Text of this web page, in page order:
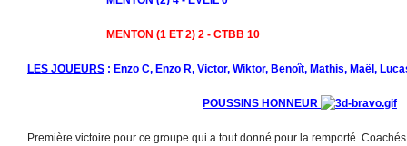
MENTON (1 ET 2) 2 - CTBB 10
LES JOUEURS : Enzo C, Enzo R, Victor, Wiktor, Benoît, Mathis, Maël,
POUSSINS HONNEUR
Première victoire pour ce groupe qui a tout donné pour la remporté.